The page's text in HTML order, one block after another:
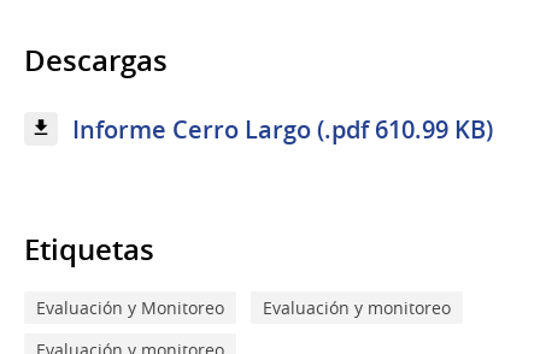
Descargas
Informe Cerro Largo (.pdf 610.99 KB)
Etiquetas
Evaluación y Monitoreo
Evaluación y monitoreo